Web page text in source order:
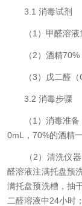
3.1 消毒试剂
（1）甲醛溶液
（2）酒精70%
（3）戊二醛（
3.2 消毒步骤
（1）消毒准备
0mL，70%的酒精
（2）清洗仪器
醛溶液注满托盘预
满托盘预洗槽，抽
二醛溶液中24小时